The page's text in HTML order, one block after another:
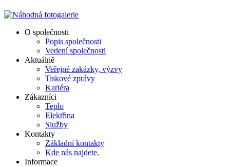
O společnosti
Popis společnosti
Vedení společnosti
Aktuálně
Veřejné zakázky, výzvy
Tiskové zprávy
Kariéra
Zákazníci
Teplo
Elektřina
Služby
Kontakty
Základní kontakty
Kde nás najdete.
Informace